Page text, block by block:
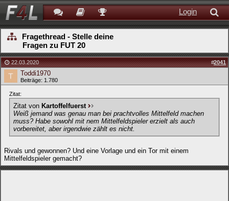
Login
Fragethread - Stelle deine
Fragen zu FUT 20
22.03.2020 #2041
Toddi1970
Beiträge: 1.780
Zitat:
Zitat von Kartoffelfuerst
Weiß jemand was genau man bei prachtvolles Mittelfeld machen
muss? Habe sowohl mit nem Mittelfeldspieler erzielt als auch
vorbereitet, aber irgendwie zählt es nicht.
Rivals und gewonnen? Und eine Vorlage und ein Tor mit einem
Mittelfeldspieler gemacht?